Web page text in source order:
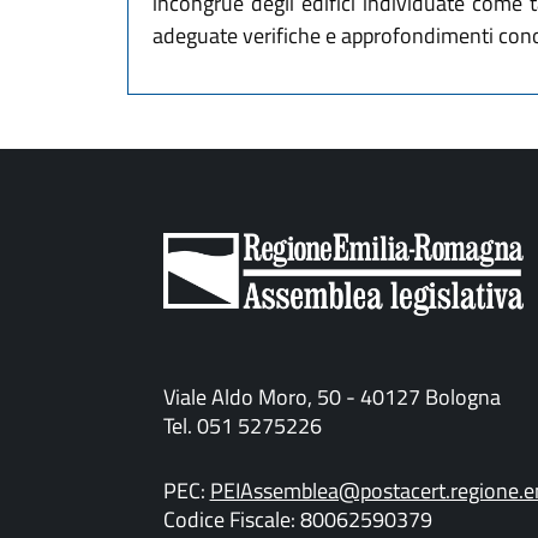
adeguate verifiche e approfondimenti
Viale Aldo Moro, 50 - 40127 Bologna
Tel. 051 5275226
PEC:
Codice Fiscale: 80062590379